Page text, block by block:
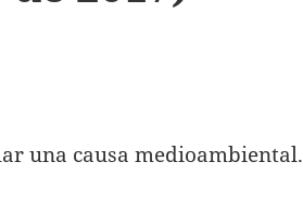
una causa medioambiental.